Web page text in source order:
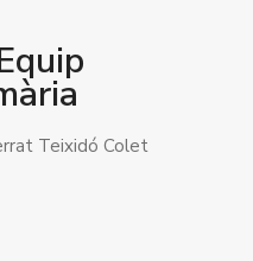
Teixidó Colet